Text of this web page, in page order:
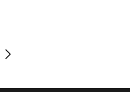
похвал. Выглядит